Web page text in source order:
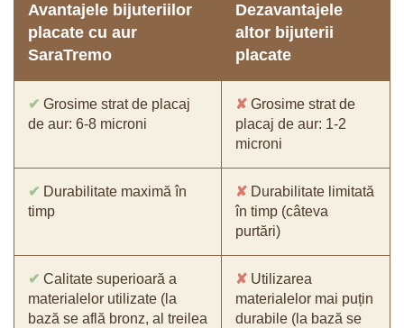
Avantajele bijuteriilor
placate cu aur
SaraTremo
Dezavantajele
altor bijuterii
placate
✔ Grosime strat de placaj
de aur: 6-8 microni
✘ Grosime strat de
placaj de aur: 1-2
microni
✔ Durabilitate maximă în
timp
✘ Durabilitate limitată
în timp (câteva
purtări)
✔ Calitate superioară a
materialelor utilizate (la
bază se află bronz, al treilea
✘ Utilizarea
materialelor mai puțin
durabile (la bază se